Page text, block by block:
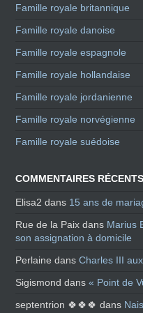
Famille royale britannique
Famille royale danoise
Famille royale espagnole
Famille royale hollandaise
Famille royale jordanienne
Famille royale norvégienne
Famille royale suédoise
COMMENTAIRES RÉCENTS
Elisa2 dans 15 ans de
Rue de la Paix dans Marius
son assignation à domicile
Perlaine dansCharles III
Sigismond dans« Point de
septentrion 🍀🍀🍀 dans